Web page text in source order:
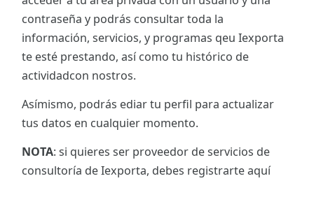
contraseña y podrás consultar toda la
información, servicios, y programas qeu Iexporta
te esté prestando, así como tu histórico de
actividadcon nostros.
Asímismo, podrás ediar tu perfil para actualizar
tus datos en cualquier momento.
NOTA: si quieres ser proveedor de servicios de
consultoría de Iexporta, debes registrarte aquí